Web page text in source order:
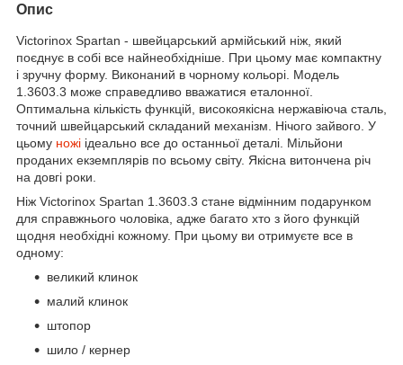
Опис
Victorinox Spartan - швейцарський армійський ніж, який
поєднує в собі все найнеобхідніше. При цьому має компактну
і зручну форму. Виконаний в чорному кольорі. Модель
1.3603.3 може справедливо вважатися еталонної.
Оптимальна кількість функцій, високоякісна нержавіюча сталь,
точний швейцарський складаний механізм. Нічого зайвого. У
цьому ножі ідеально все до останньої деталі. Мільйони
проданих екземплярів по всьому світу. Якісна витончена річ
на довгі роки.
Ніж Victorinox Spartan 1.3603.3 стане відмінним подарунком
для справжнього чоловіка, адже багато хто з його функцій
щодня необхідні кожному. При цьому ви отримуєте все в
одному:
великий клинок
малий клинок
штопор
шило / кернер